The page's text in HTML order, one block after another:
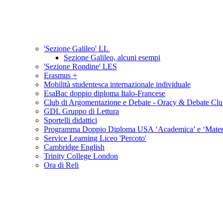
'Sezione Galileo' LL
Sezione Galileo, alcuni esempi
'Sezione Rondine' LES
Erasmus +
Mobilità studentesca internazionale individuale
EsaBac doppio diploma Italo-Francese
Club di Argomentazione e Debate - Oracy & Debate
GDL Gruppo di Lettura
Sportelli didattici
Programma Doppio Diploma USA ‘Academica’ e
Service Learning Liceo 'Percoto'
Cambridge English
Trinity College London
Ora di Reli